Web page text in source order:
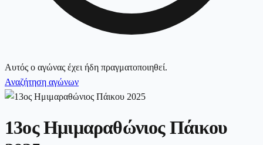
Αυτός ο αγώνας έχει ήδη πραγματοποιηθεί.
Αναζήτηση αγώνων
13ος Ημιμαραθώνιος Πάικου